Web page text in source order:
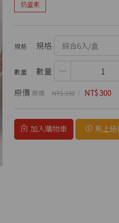
奶蛋素
規格
數量
原價
NT$ 330 NT$ 300
加入購物車 馬上